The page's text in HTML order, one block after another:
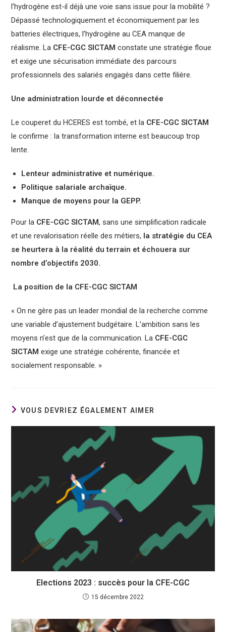
l’hydrogène est-il déjà une voie sans issue pour la mobilité ?
Dépassé technologiquement et économiquement par les
batteries électriques, l’hydrogène au CEA manque de
réalisme. La CFE-CGC SICTAM constate une stratégie floue
et exige une sécurisation immédiate des parcours
professionnels des salariés engagés dans cette filière.
Une administration lourde et déconnectée
Le couperet du HCERES est tombé, et la CFE-CGC SICTAM
le confirme : la transformation interne est beaucoup trop
lente.
Lenteur administrative et numérique.
Politique salariale archaïque.
Manque de moyens pour la GEPP.
Pour la CFE-CGC SICTAM, sans une simplification radicale
et une revalorisation réelle des métiers, la stratégie du CEA
se heurtera à la réalité du terrain et échouera sur
nombre d’objectifs 2030.
La position de la CFE-CGC SICTAM
« On ne gère pas un leader mondial de la recherche comme
une variable d’ajustement budgétaire. L’ambition sans les
moyens n’est que de la communication. La CFE-CGC
SICTAM exige une stratégie cohérente, financée et
socialement responsable. »
VOUS DEVRIEZ ÉGALEMENT AIMER
Elections 2023 : succès pour la CFE-CGC
15 décembre 2022